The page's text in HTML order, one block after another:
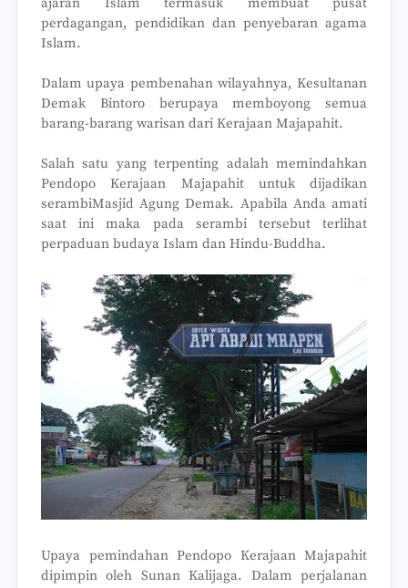
perdagangan, pendidikan dan penyebaran agama
Islam.
Dalam upaya pembenahan wilayahnya, Kesultanan
Demak Bintoro berupaya memboyong semua
barang-barang warisan dari Kerajaan Majapahit.
Salah satu yang terpenting adalah memindahkan
Pendopo Kerajaan Majapahit untuk dijadikan
serambiMasjid Agung Demak. Apabila Anda amati
saat ini maka pada serambi tersebut terlihat
perpaduan budaya Islam dan Hindu-Buddha.
Upaya pemindahan Pendopo Kerajaan Majapahit
dipimpin oleh Sunan Kalijaga. Dalam perjalanan